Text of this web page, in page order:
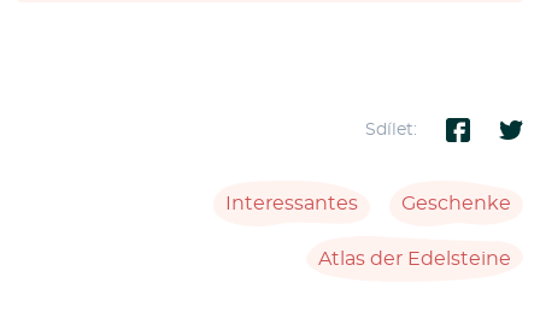
Sdílet:
Interessantes Geschenke
Atlas der Edelsteine